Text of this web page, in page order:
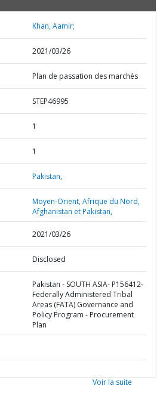
Khan, Aamir;
2021/03/26
Plan de passation des marchés
STEP46995
1
1
Pakistan,
Moyen-Orient, Afrique du Nord,
Afghanistan et Pakistan,
2021/03/26
Disclosed
Pakistan - SOUTH ASIA- P156412-
Federally Administered Tribal
Areas (FATA) Governance and
Policy Program - Procurement
Plan
Voir la suite